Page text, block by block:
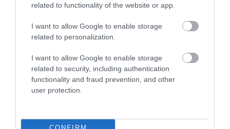
related to functionality of the website or app.
I want to allow Google to enable storage
related to personalization.
I want to allow Google to enable storage
related to security, including authentication
functionality and fraud prevention, and other
user protection.
Illusztráció
Rattanapon Ninlapoom/Shutterstock
szokások megváltozása, a fokozott ragaszkodás, a